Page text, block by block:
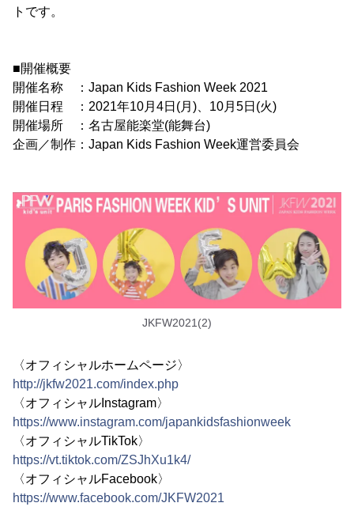
トです。
■開催概要
開催名称 ：Japan Kids Fashion Week 2021
開催日程 ：2021年10月4日(月)、10月5日(火)
開催場所 ：名古屋能楽堂(能舞台)
企画／制作：Japan Kids Fashion Week運営委員会
JKFW2021(2)
〈オフィシャルホームページ〉
http://jkfw2021.com/index.php
〈オフィシャルInstagram〉
https://www.instagram.com/japankidsfashionweek
〈オフィシャルTikTok〉
https://vt.tiktok.com/ZSJhXu1k4/
〈オフィシャルFacebook〉
https://www.facebook.com/JKFW2021